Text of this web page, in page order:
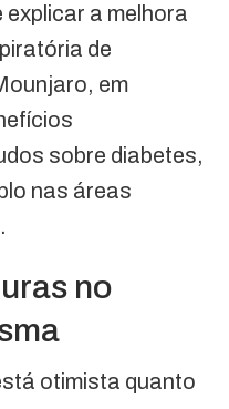
a melhora
de
em
sobre diabetes,
nas áreas
no
otimista quanto